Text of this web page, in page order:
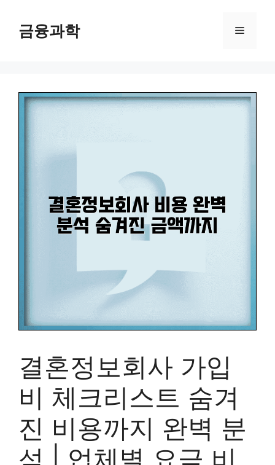
금융과학 메
결혼정보회사 가입
비 체크리스트 숨겨
진 비용까지 완벽 분
석 | 업체별 요금 비